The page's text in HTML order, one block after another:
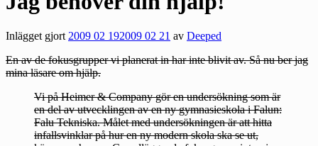
Inlägget gjort2009 02 192009 02 21 av Deeped
En av de fokusgrupper vi planerat in har inte blivit av. Så nu ber jag
mina läsare om hjälp.
Vi på Heimer & Company gör en undersökning som är
en del av utvecklingen av en ny gymnasieskola i Falun:
Falu Tekniska. Målet med undersökningen är att hitta
infallsvinklar på hur en ny modern skola ska se ut,